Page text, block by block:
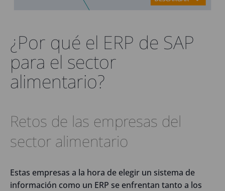
¿Por qué el ERP de SAP
para el sector
alimentario?
Retos de las empresas del
sector alimentario
Estas empresas a la hora de elegir un sistema de
información como un ERP se enfrentan tanto a los